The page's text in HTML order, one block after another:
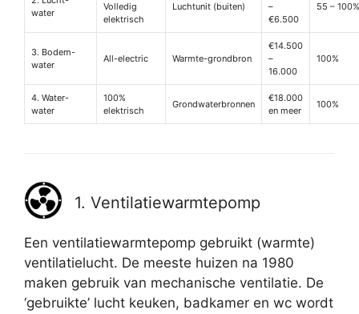
water
Volledig
elektrisch
Luchtunit (buiten)
–
€6.500
55 – 100%
3. Bodem-
water
All-electric Warmte-grondbron
€14.500
–
16.000
100%
4. Water-
water
100%
elektrisch
Grondwaterbronnen
€18.000
en meer
100%
1. Ventilatiewarmtepomp
Een ventilatiewarmtepomp gebruikt (warmte)
ventilatielucht. De meeste huizen na 1980
maken gebruik van mechanische ventilatie. De
‘gebruikte’ lucht keuken, badkamer en wc wordt